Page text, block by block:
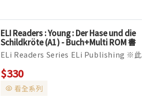
ELI Readers : Young : Der Hase und die
Schildkröte (A1) - Buch+Multi ROM 書
+Multi ROM
ELi Readers Series ELi Publishing ※此
系列書籍CD版本已改版，目前國外出貨時
有可能替換成Audio Download線上音檔
下載版本。 ▌全彩印刷，全套分為Yo...
$330
看全系列